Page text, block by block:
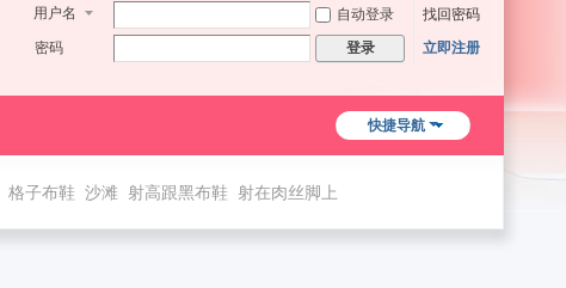
用户名 自动登录
找回密码
密码
登录 立即注册
快捷导航
格子布鞋 沙滩 射高跟黑布鞋 射在肉丝脚上